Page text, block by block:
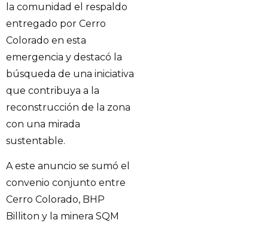
la comunidad el respaldo
entregado por Cerro
Colorado en esta
emergencia y destacó la
búsqueda de una iniciativa
que contribuya a la
reconstrucción de la zona
con una mirada
sustentable.
A este anuncio se sumó el
convenio conjunto entre
Cerro Colorado, BHP
Billiton y la minera SQM